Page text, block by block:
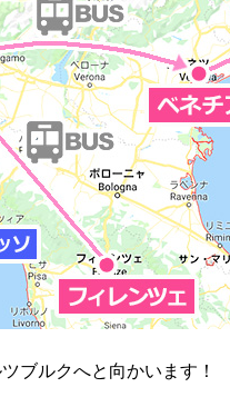
ブルクへと向かいます！